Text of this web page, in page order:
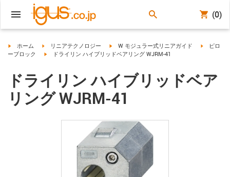
(0)
igus-icon-arrow-right
ホーム igus-icon-arrow-right
リニアテクノロジー igus-icon-arrow-right
W モジュラー式リニアガイド igus-
ピロ
ーブロック
igus-icon-arrow-right
ドライリン ハイブリッドベアリング WJRM-41
ドライリン ハイブリッドベア
リング WJRM-41